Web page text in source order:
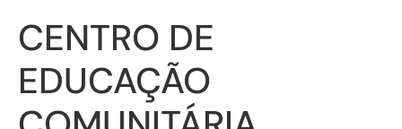
CENTRO DE
EDUCAÇÃO